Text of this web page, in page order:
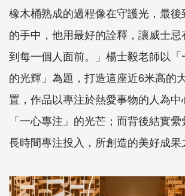
橡木桶熟成的過程像在守護光，最
的手中，他用最好的詮釋，讓威士
到每一個人面前。」楊士毅老師以「
的光輝」為題，打造這座近6米高的
置，作品以專注於熱愛事物的人為
「一心專注」的光芒；而背後結實
長時間專注投入，所創造的美好成果